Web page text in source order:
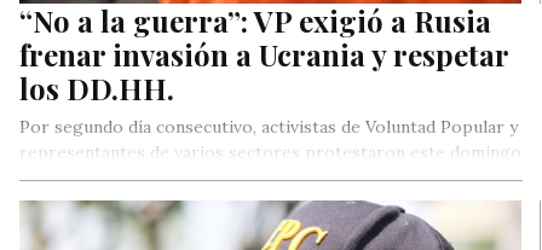
“No a la guerra”: VP exigió a Rusia
frenar invasión a Ucrania y respetar
los DD.HH.
Por segundo día consecutivo, activistas de Voluntad Popular y
representantes de varios sectores protestaron este domingo
en la sede de…